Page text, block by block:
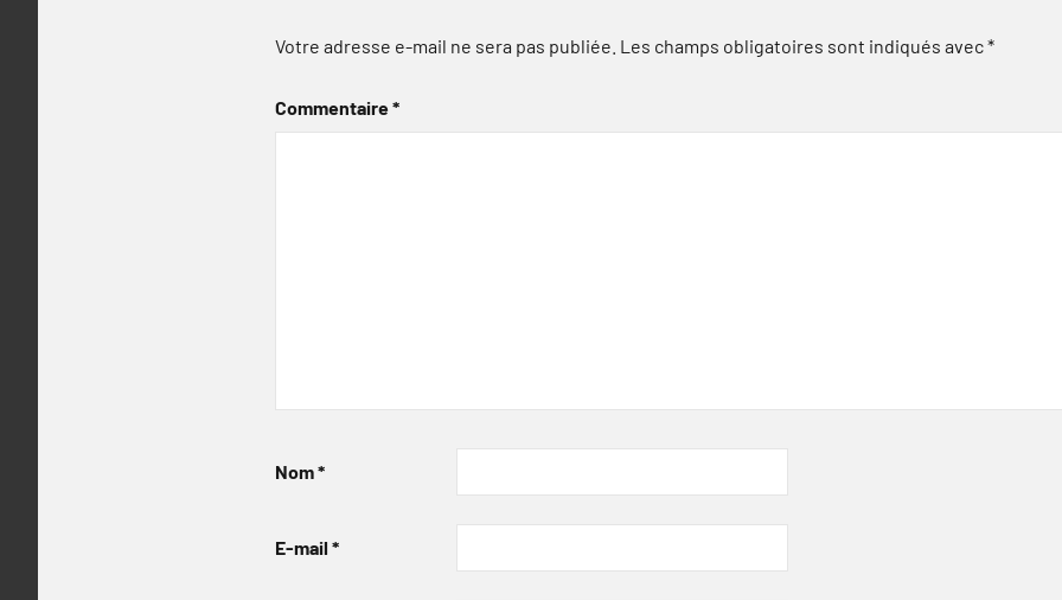
Votre adresse e-mail ne sera pas publiée. Les champs obligatoires sont indiqués avec*
Commentaire*
Nom*
E-mail *